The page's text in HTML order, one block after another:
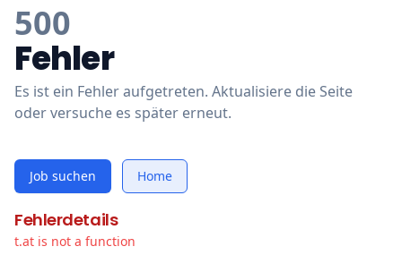
500
Fehler
Es ist ein Fehler aufgetreten. Aktualisiere die Seite
oder versuche es später erneut.
Job suchen Home
Fehlerdetails
t.at is not a function